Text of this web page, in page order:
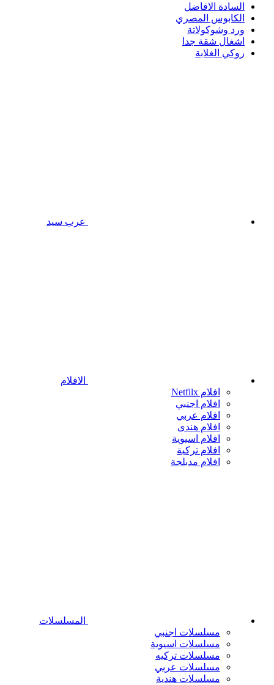
السادة الافاضل
الكابوس المصري
ورد وشوكولاتة
اشغال شقة جدا
روكي الغلابة
عرب سيد
الافلام
افلام Netfilx
افلام اجنبي
افلام عربي
افلام هندى
افلام اسيوية
افلام تركية
افلام مدبلجة
المسلسلات
مسلسلات اجنبي
مسلسلات اسيوية
مسلسلات تركيه
مسلسلات عربي
مسلسلات هندية